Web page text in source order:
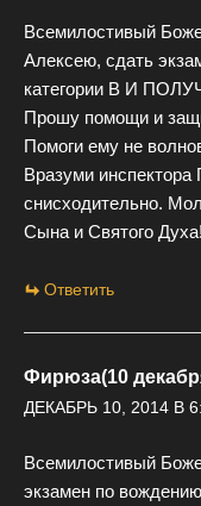
Всемилостивый
Алексею, сдать
категории В И
Прошу помощи и
Помоги ему не
Вразуми
снисходительно.
Сына и Святого
Ответить
Фирюза(10
ДЕКАБРЬ 10, 2014 В
Всемилостивый
экзамен по